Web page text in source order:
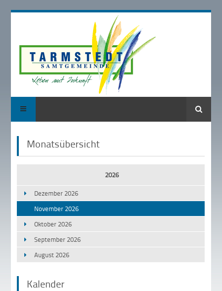
Suche
Monatsübersicht
2026
Dezember 2026
November 2026
Oktober 2026
September 2026
August 2026
Kalender